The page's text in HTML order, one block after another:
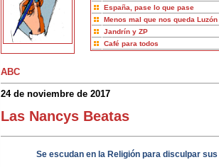
España, pase lo que pase
Menos mal que nos queda Luzón
Jandrín y ZP
Café para todos
ABC
24 de noviembre de 2017
Las Nancys Beatas
Se escudan en la Religión para disculpar